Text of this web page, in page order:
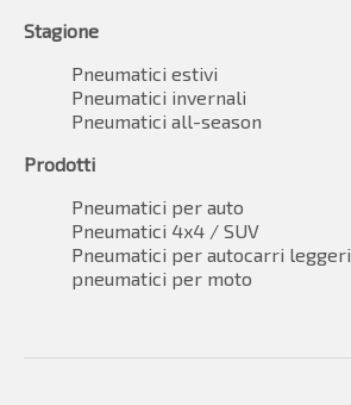
Stagione
Pneumatici estivi
Pneumatici invernali
Pneumatici all-season
Prodotti
Pneumatici per auto
Pneumatici 4x4 / SUV
Pneumatici per autocarri leggeri
pneumatici per moto